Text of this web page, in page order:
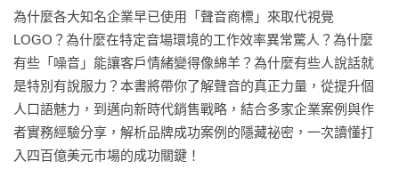
為什麼各大知名企業早已使用「聲音商標」來取代視覺
LOGO？為什麼在特定音場環境的工作效率異常驚人？為什麼
有些「噪音」能讓客戶情緒變得像綿羊？為什麼有些人說話就
是特別有說服力？本書將帶你了解聲音的真正力量，從提升個
人口語魅力，到邁向新時代銷售戰略，結合多家企業案例與作
者實務經驗分享，解析品牌成功案例的隱藏祕密，一次讀懂打
入四百億美元市場的成功關鍵！